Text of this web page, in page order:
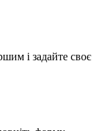
і задайте своє